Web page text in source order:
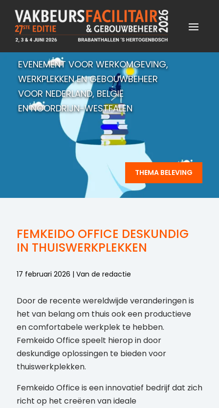
EVENEMENT VOOR WERKOMGEVING,
WERKPLEKKEN EN GEBOUWBEHEER
VOOR NEDERLAND, BELGIË
EN NOORDRIJN-WESTFALEN
THEMA BELEVING
FEMKEIDO OFFICE DESKUNDIG
IN THUISWERKPLEKKEN
17 februari 2026 | Van de redactie
Door de recente wereldwijde veranderingen is
het van belang om thuis ook een productieve
en comfortabele werkplek te hebben.
Femkeido Office speelt hierop in door
deskundige oplossingen te bieden voor
thuiswerkplekken.
Femkeido Office is een innovatief bedrijf dat zich
richt op het creëren van ideale